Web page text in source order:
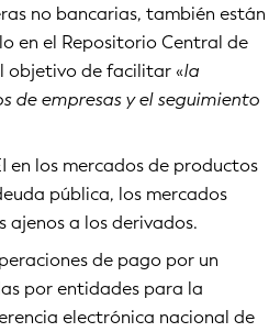
no bancarias, también están
en el Repositorio Central de
objetivo de facilitar «la
de empresas y el seguimiento
en los mercados de productos
pública, los mercados
ajenos a los derivados.
de pago por un
por entidades para la
electrónica nacional de